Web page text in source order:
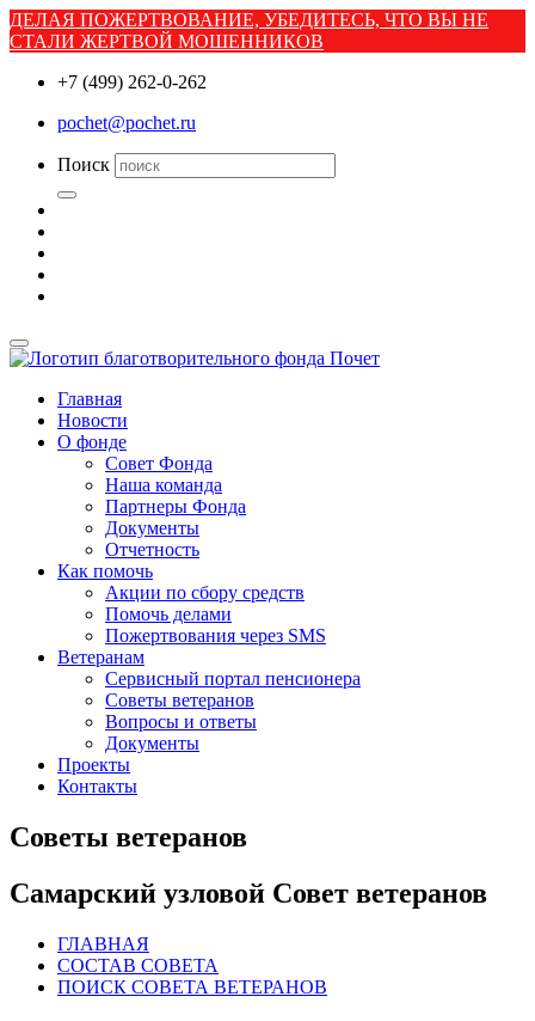
ДЕЛАЯ ПОЖЕРТВОВАНИЕ, УБЕДИТЕСЬ, ЧТО ВЫ НЕ
СТАЛИ ЖЕРТВОЙ МОШЕННИКОВ
+7 (499) 262-0-262
pochet@pochet.ru
Поиск
Главная
Новости
О фонде
Совет Фонда
Наша команда
Партнеры Фонда
Документы
Отчетность
Как помочь
Акции по сбору средств
Помочь делами
Пожертвования через SMS
Ветеранам
Сервисный портал пенсионера
Советы ветеранов
Вопросы и ответы
Документы
Проекты
Контакты
Советы ветеранов
Самарский узловой Совет ветеранов
ГЛАВНАЯ
СОСТАВ СОВЕТА
ПОИСК СОВЕТА ВЕТЕРАНОВ